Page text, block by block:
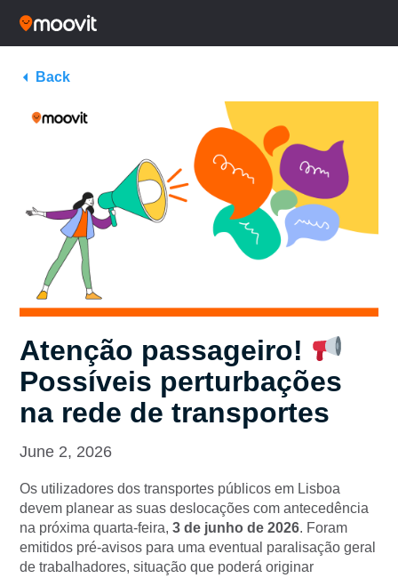
Back
Atenção passageiro!
Possíveis perturbações
na rede de transportes
June 2, 2026
Os utilizadores dos transportes públicos em Lisboa
devem planear as suas deslocações com antecedência
na próxima quarta-feira, 3 de junho de 2026. Foram
emitidos pré-avisos para uma eventual paralisação geral
de trabalhadores, situação que poderá originar